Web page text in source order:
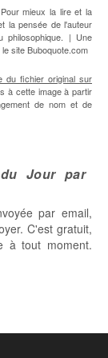
mieux la lire et la
la pensée de l'auteur
philosophique. | Une
site Buboquote.com
du fichier original sur
à cette image à partir
de nom et de
Jour par
par email,
C'est gratuit,
à tout moment.